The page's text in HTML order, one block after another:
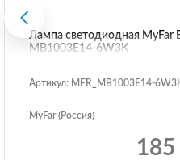
Лампа светодиодная MyFar
MB1003E14-6W3K
Артикул: MFR_MB1003E14-
MyFar (Россия)
185